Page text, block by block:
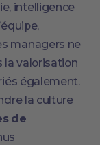
intelligence
managers ne
la valorisation
également.
la culture
de